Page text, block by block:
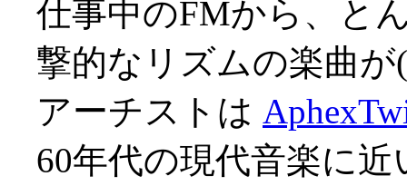
仕事中のFMから、と
撃的なリズムの楽曲が
アーチストは
60年代の現代音楽に